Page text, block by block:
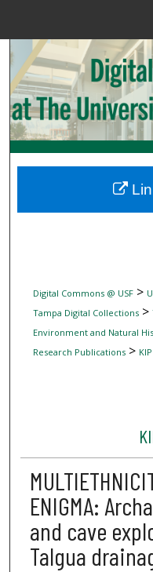
Digital
Digital Commons @ USF>
Tampa Digital Collections>
Environment and Natural
Research Publications>
ENIGMA:
and cave
Talgua